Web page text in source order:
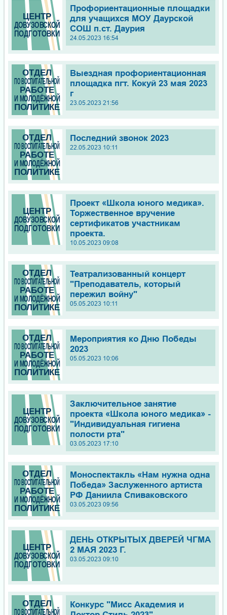
Профориентационные площадки
для учащихся МОУ Даурской
СОШ п.ст. Даурия
24.05.2023 16:54
Выездная профориентационная
площадка пгт. Кокуй 23 мая 2023
г
23.05.2023 21:56
Последний звонок 2023
22.05.2023 10:11
Проект «Школа юного медика».
Торжественное вручение
сертификатов участникам
проекта.
10.05.2023 09:08
Театрализованный концерт
"Преподаватель, который
пережил войну"
05.05.2023 10:11
Мероприятия ко Дню Победы
2023
05.05.2023 10:06
Заключительное занятие
проекта «Школа юного медика» -
"Индивидуальная гигиена
полости рта"
03.05.2023 17:10
Моноспектакль «Нам нужна одна
Победа» Заслуженного артиста
РФ Даниила Спиваковского
03.05.2023 09:56
ДЕНЬ ОТКРЫТЫХ ДВЕРЕЙ ЧГМА
2 МАЯ 2023 Г.
03.05.2023 09:10
Конкурс "Мисс Академия и